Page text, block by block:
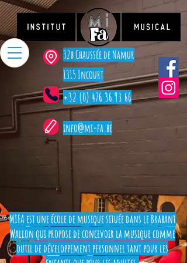
32b Chaussée de Namur
1315 Incourt
+32 (0) 476 36 93 66
info@mi-fa.be
MIFA est une école de musique située dans le Brabant
Wallon qui propose de concevoir la musique comme
outil de développement personnel tant pour les